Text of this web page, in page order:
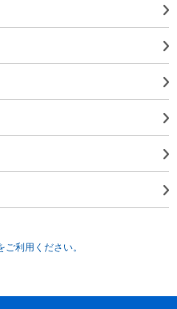
利用ください。